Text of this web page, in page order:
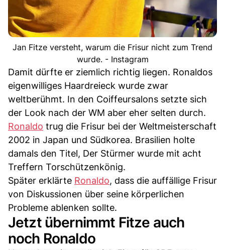
Jan Fitze versteht, warum die Frisur nicht zum Trend
wurde. - Instagram
Damit dürfte er ziemlich richtig liegen. Ronaldos
eigenwilliges Haardreieck wurde zwar
weltberühmt. In den Coiffeursalons setzte sich
der Look nach der WM aber eher selten durch.
Ronaldo trug die Frisur bei der Weltmeisterschaft
2002 in Japan und Südkorea. Brasilien holte
damals den Titel, Der Stürmer wurde mit acht
Treffern Torschützenkönig.
Später erklärte Ronaldo, dass die auffällige Frisur
von Diskussionen über seine körperlichen
Probleme ablenken sollte.
Jetzt übernimmt Fitze auch
noch Ronaldo